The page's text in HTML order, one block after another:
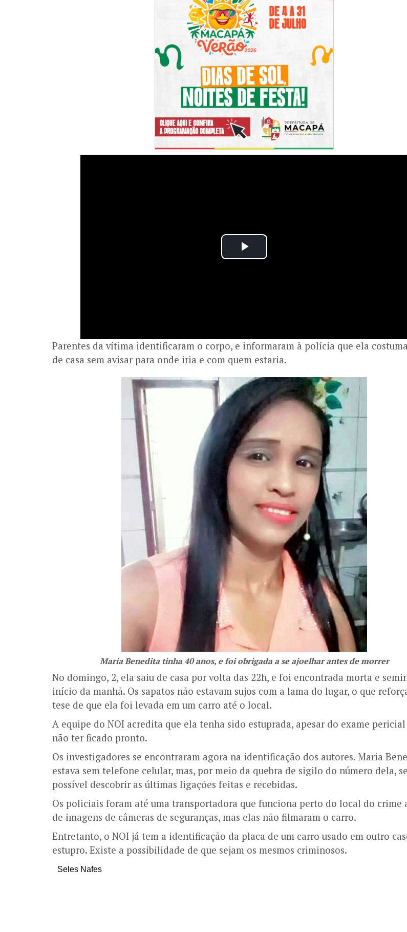
Parentes da vítima identificaram o corpo, e informaram à polícia que ela
de casa sem avisar para onde iria e com quem estaria.
Maria Benedita tinha 40 anos, e foi obrigada a se ajoelhar antes de morrer
No domingo, 2, ela saiu de casa por volta das 22h, e foi encontrada morta e
início da manhã. Os sapatos não estavam sujos com a lama do lugar, o que
tese de que ela foi levada em um carro até o local.
A equipe do NOI acredita que ela tenha sido estuprada, apesar do exame
não ter ficado pronto.
Os investigadores se encontraram agora na identificação dos autores. Maria
estava sem telefone celular, mas, por meio da quebra de sigilo do número dela,
possível descobrir as últimas ligações feitas e recebidas.
Os policiais foram até uma transportadora que funciona perto do local do crime
de imagens de câmeras de seguranças, mas elas não filmaram o carro.
Entretanto, o NOI já tem a identificação da placa de um carro usado em outro
estupro. Existe a possibilidade de que sejam os mesmos criminosos.
Seles Nafes